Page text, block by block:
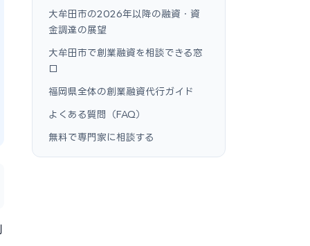
大牟田市の2026年以降の融資・資
金調達の展望
大牟田市で創業融資を相談できる窓
口
福岡県全体の創業融資代行ガイド
よくある質問（FAQ）
無料で専門家に相談する